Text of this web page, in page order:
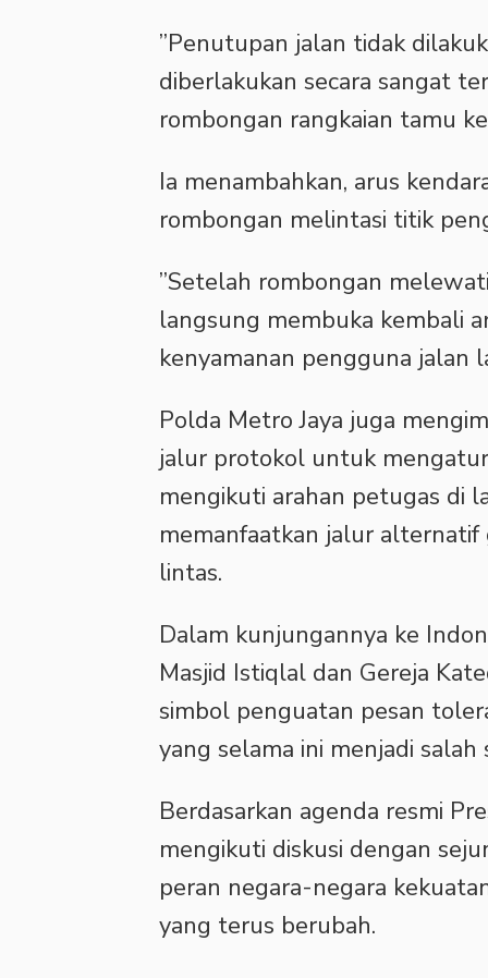
‎”Penutupan jalan tidak
diberlakukan secara sangat
rombongan rangkaian tamu
‎Ia menambahkan, arus
rombongan melintasi titik
‎”Setelah rombongan
langsung membuka kembali
kenyamanan pengguna jalan
‎Polda Metro Jaya juga
jalur protokol untuk
mengikuti arahan petugas di
memanfaatkan jalur
lintas.
‎Dalam kunjungannya ke
Masjid Istiqlal dan Gereja
simbol penguatan pesan
yang selama ini menjadi
‎Berdasarkan agenda resmi
mengikuti diskusi dengan
peran negara-negara
yang terus berubah.